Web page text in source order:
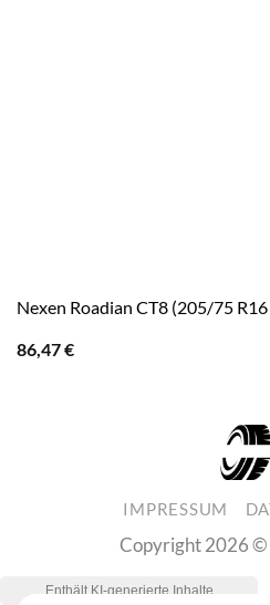
Nexen Roadian CT8 (205/75
86,47€
IMPRESSUM
Copyright 2026 ©